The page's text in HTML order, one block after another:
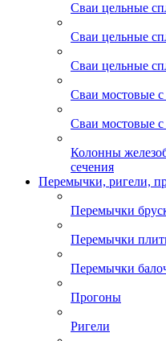
Сваи цельные
Сваи цельные
Сваи цельные
Сваи мостовые
Сваи мостовые
Колонны
сечения
Перемычки, ригели,
Перемычки
Перемычки
Перемычки
Прогоны
Ригели